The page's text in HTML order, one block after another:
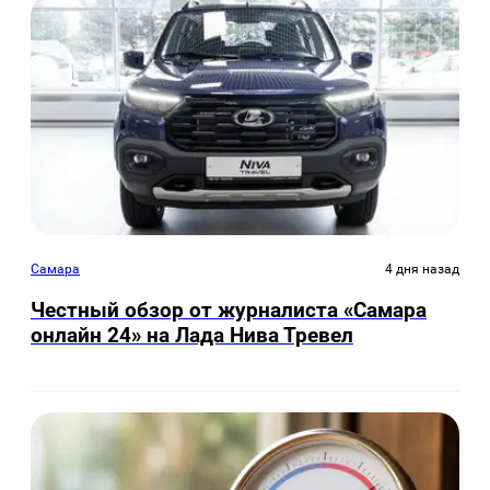
Самара 4 дня назад
Честный обзор от журналиста «Самара
онлайн 24» на Лада Нива Тревел